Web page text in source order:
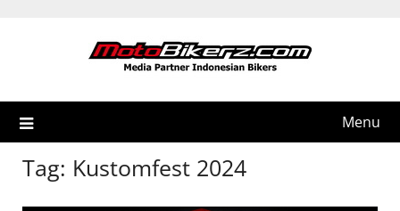
Menu
Tag: Kustomfest 2024